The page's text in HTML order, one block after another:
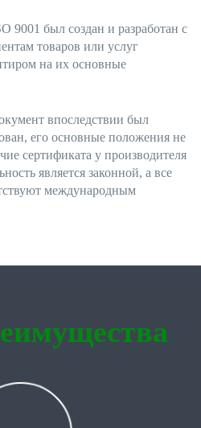
9001 был создан и разработан с
товаров или услуг
на их основные
впоследствии был
его основные положения не
сертификата у производителя
является законной, а все
международным